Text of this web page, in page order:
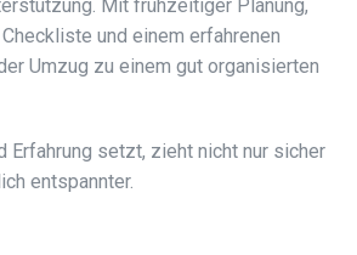
Mit frühzeitiger Planung,
und einem erfahrenen
Umzug zu einem gut organisierten
Erfahrung setzt, zieht nicht nur sicher
entspannter.